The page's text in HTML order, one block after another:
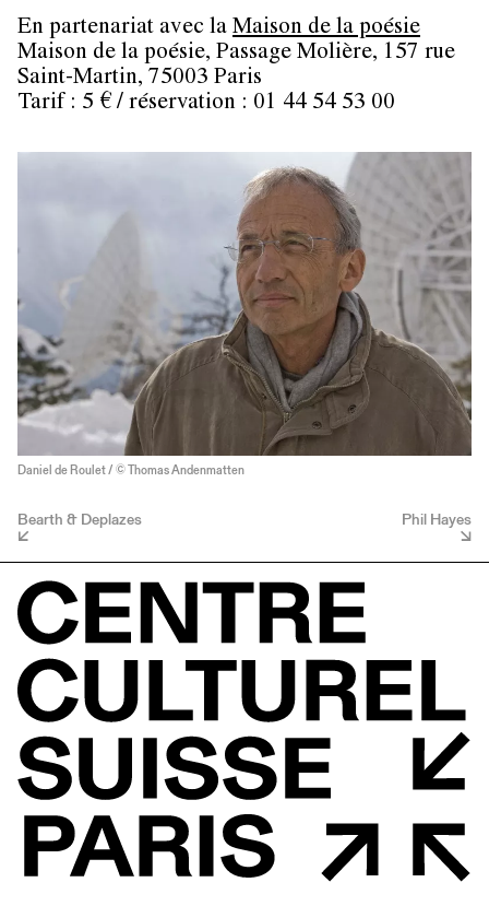
En partenariat avec la Maison de la poésie
Maison de la poésie, Passage Molière, 157 rue
Saint-Martin, 75003 Paris
Tarif : 5 € / réservation : 01 44 54 53 00
Daniel de Roulet / © Thomas Andenmatten
Bearth & Deplazes Phil Hayes